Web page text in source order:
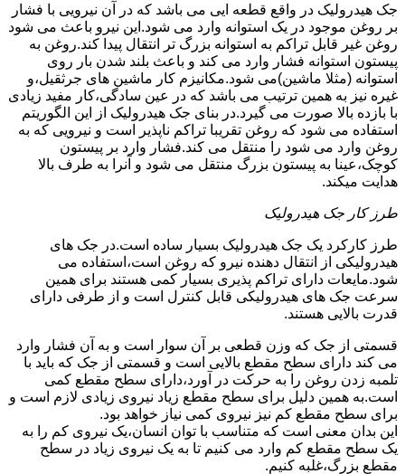
جک هیدرولیک در واقع قطعه ایی می باشد که در آن نیرویی با فشار
بر روغن موجود در یک استوانه وارد می شود.این نیرو باعث می شود
روغن غیر قابل تراکم به استوانه بزرگ تر انتقال پیدا کند.روغن به
پیستون استوانه فشار وارد می کند و باعث بلند شدن بار روی
استوانه (مثلا ماشین)می شود.مکانیزم کار ماشین های جرثقیل،و
غیره نیز به همین ترتیب می باشد که در عین سادگی،کار مفید زیادی
با بازده بالا صورت می گیرد.در بنای جک هیدرولیک از این الگوریتم
استفاده می شود که روغن تقریبا تراکم ناپذیر است و نیرویی که به
روغن وارد می شود را منتقل می کند.فشار وارد بر پیستون
کوچک،عینا به پیستون بزرگ منتقل می شود و آنرا به طرف بالا
هدایت میکند.
طرز کار جک هیدرولیک
طرز کارکرد یک جک هیدرولیک بسیار ساده است.در جک های
هیدرولیکی از انتقال دهنده نیرو که روغن است،استفاده می
شود.مایعات دارای تراکم پذیری بسیار کمی هستند برای همین
سرعت جک های هیدرولیکی قابل کنترل است و از طرفی دارای
قدرت بالایی هستند.
قسمتی از جک که وزن قطعی بر آن سوار است و به آن فشار وارد
می کند دارای سطح مقطع بالایی است و قسمتی از جک که باید با
تلمبه زدن روغن را به حرکت در آورد،دارای سطح مقطع کمی
است.به همین دلیل برای سطح مقطع زیاد نیروی زیادی لازم است و
برای سطح مقطع کم نیز نیروی کمی نیاز خواهد بود.
این بدان معنی است که متناسب با توان انسان،یک نیروی کم را به
یک سطح مقطع کم وارد می کنیم تا به یک نیروی زیاد در سطح
مقطع بزرگ،غلبه کنیم.